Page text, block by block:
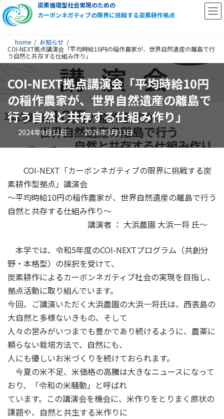
炭素循環型社会実現のための
カーボンネガティブの限界に挑戦する炭素耕作拠点
home
お知らせ
COI-NEXT拠点講演会「平均時給10円の稲作農家が、世界自然遺産の離島で行
う自然と共存する仕組み作り」
COI-NEXT拠点講演会「平均時給10円
の稲作農家が、世界自然遺産の離島で
行う自然と共存する仕組み作り」
2024年9月11日 最
終
更
時
:
2026年3月13日
COI-NEXT「カーボンネガティブの限界に挑戦する炭
素耕作型拠点」講演会
～平均時給10円の稲作農家が、世界自然遺産の離島で行う
自然と共存する仕組み作り～
講演者 ： 大浜農園 大浜一将 氏～
本学では、令和5年度のCOI-NEXTプログラム（共創分
野・本格型）の採択を受けて、
炭素耕作によるカーボンネガティブ社会の実現を目指し、
拠点活動に取り組んでいます。
今回、ご講演いただく大浜農園の大浜一将氏は、西表島の
大自然と多様ないきもの、そして
人々の営みがいつまでも豊かであり続けるように、農薬に
頼らない栽培方法で、自然にも、
人にも優しいお米づくりを続けておられます。
今夏の米不足、米価格の高騰は大きなニュースになって
おり、「令和の米騒動」と呼ばれ
ています。この講演会を機会に、米作りをとりまく原状の
課題や、自然と共生する米作りに